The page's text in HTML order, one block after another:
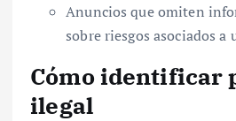
Anuncios que omiten
sobre riesgos asociados a
Cómo identificar
ilegal